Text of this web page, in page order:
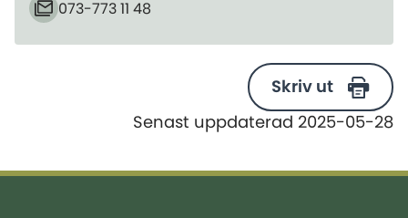
E-post
073-773 11 48
Skriv ut
Senast uppdaterad 2025-05-28